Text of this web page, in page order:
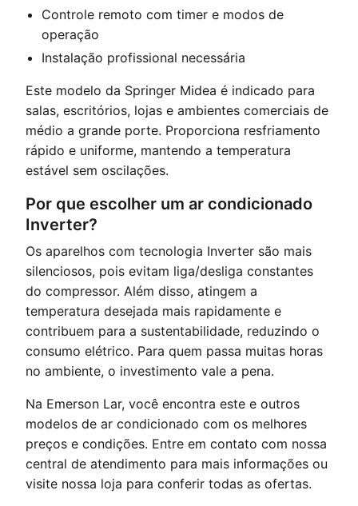
Controle remoto com timer e modos de
operação
Instalação profissional necessária
Este modelo da Springer Midea é indicado para
salas, escritórios, lojas e ambientes comerciais de
médio a grande porte. Proporciona resfriamento
rápido e uniforme, mantendo a temperatura
estável sem oscilações.
Por que escolher um ar condicionado
Inverter?
Os aparelhos com tecnologia Inverter são mais
silenciosos, pois evitam liga/desliga constantes
do compressor. Além disso, atingem a
temperatura desejada mais rapidamente e
contribuem para a sustentabilidade, reduzindo o
consumo elétrico. Para quem passa muitas horas
no ambiente, o investimento vale a pena.
Na Emerson Lar, você encontra este e outros
modelos de ar condicionado com os melhores
preços e condições. Entre em contato com nossa
central de atendimento para mais informações ou
visite nossa loja para conferir todas as ofertas.